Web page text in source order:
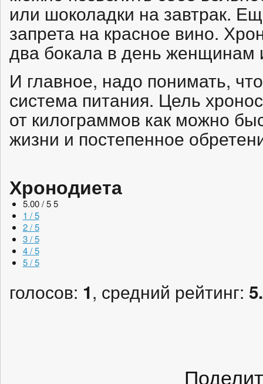
или шоколадки на завтрак.
запрета на красное вино.
два бокала в день женщинам
И главное, надо понимать,
система питания. Цель
от килограммов как можно
жизни и постепенное
Хронодиета
5.00 / 5 5
1 / 5
2 / 5
3 / 5
4 / 5
5 / 5
голосов: 1, средний рейтинг: